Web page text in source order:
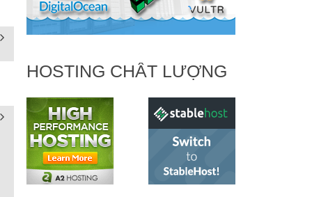
HOSTING CHẤT LƯỢNG